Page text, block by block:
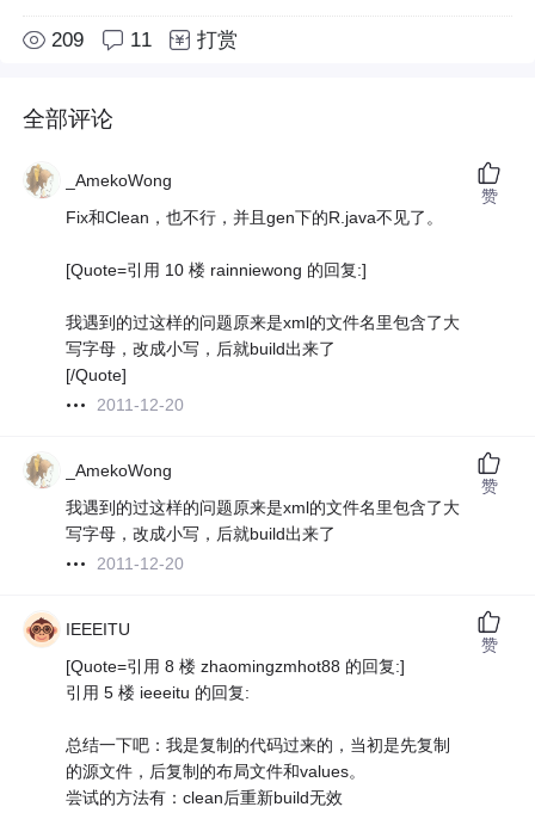
209 11 打赏
全部评论
_AmekoWong
Fix和Clean，也不行，并且gen下的R.java不见了。
[Quote=引用 10 楼 rainniewong 的回复:]
我遇到的过这样的问题原来是xml的文件名里包含了大
写字母，改成小写，后就build出来了
[/Quote]
2011-12-20
赞
_AmekoWong
我遇到的过这样的问题原来是xml的文件名里包含了大
写字母，改成小写，后就build出来了
2011-12-20
赞
IEEEITU
[Quote=引用 8 楼 zhaomingzmhot88 的回复:]
引用 5 楼 ieeeitu 的回复:
总结一下吧：我是复制的代码过来的，当初是先复制
的源文件，后复制的布局文件和values。
尝试的方法有：clean后重新build无效
赞